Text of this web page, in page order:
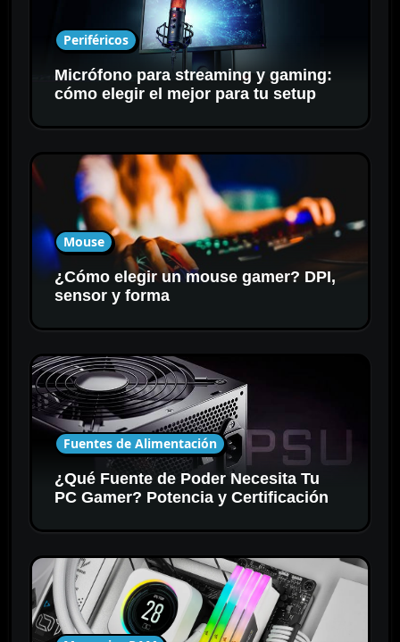
Periféricos
Micrófono para streaming y gaming:
cómo elegir el mejor para tu setup
Mouse
¿Cómo elegir un mouse gamer? DPI,
sensor y forma
Fuentes de Alimentación
¿Qué Fuente de Poder Necesita Tu
PC Gamer? Potencia y Certificación